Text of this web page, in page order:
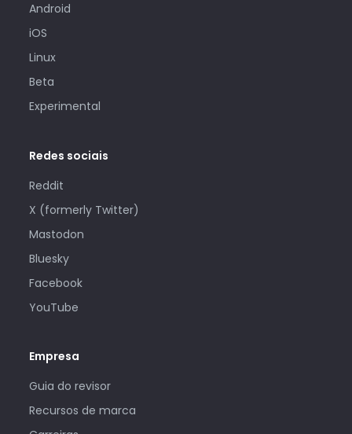
Android
iOS
Linux
Beta
Experimental
Redes sociais
Reddit
X (formerly Twitter)
Mastodon
Bluesky
Facebook
YouTube
Empresa
Guia do revisor
Recursos de marca